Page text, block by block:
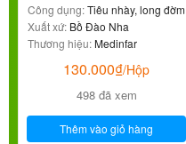
Công dụng:Tiêu nhày, long đờm
Xuất xứ: Bồ Đào Nha
Thương hiệu:Medinfar
130.000₫/Hộp
498 đã xem
Thêm vào giỏ hàng